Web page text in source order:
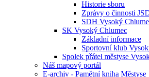
Historie sboru
Zprávy o činnosti
SDH Vysoký
SK Vysoký Chlumec
Základní informace
Sportovní klub
Spolek přátel městyse
Náš mapový portál
E-archiv - Pamětní kniha Městyse